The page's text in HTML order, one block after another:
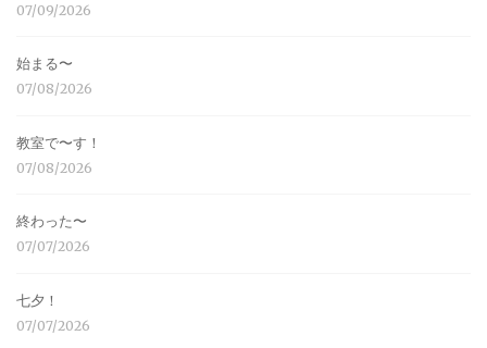
07/09/2026
始まる〜
07/08/2026
教室で〜す！
07/08/2026
終わった〜
07/07/2026
七夕！
07/07/2026